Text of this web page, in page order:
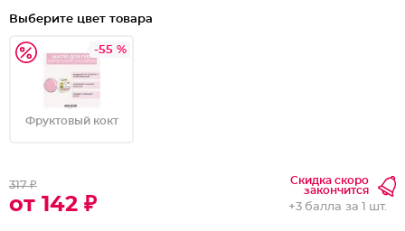
Выберите цвет товара
-55 %
Фруктовый кокт
317 ₽
от 142 ₽
Скидка скоро
закончится
+3 балла за 1 шт.